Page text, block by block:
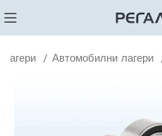
Лагери Автомобилни лагери